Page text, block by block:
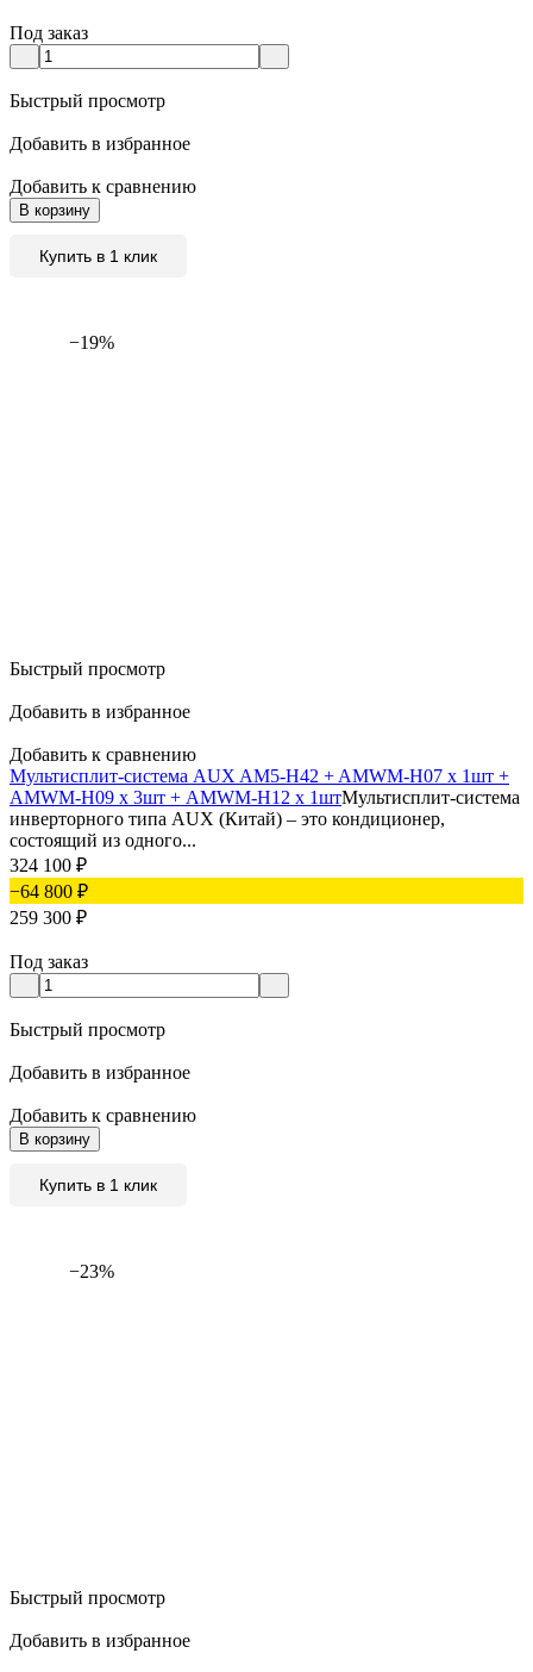
Под заказ
Быстрый просмотр
Добавить в избранное
Добавить к сравнению
В корзину
Купить в 1 клик
−19%
Быстрый просмотр
Добавить в избранное
Добавить к сравнению
Мультисплит-система AUX AM5-H42 + AMWM-H07 х 1шт +
AMWM-H09 х 3шт + AMWM-H12 х 1штМультисплит-система
инверторного типа AUX (Китай) – это кондиционер,
состоящий из одного...
324 100 ₽
−64 800 ₽
259 300 ₽
Под заказ
Быстрый просмотр
Добавить в избранное
Добавить к сравнению
В корзину
Купить в 1 клик
−23%
Быстрый просмотр
Добавить в избранное